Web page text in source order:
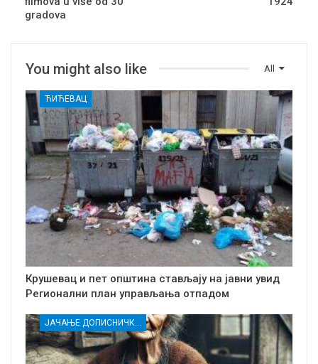
gradova
All
You might also like
ЋИЋЕВАЦ
Крушевац и пет општина стављају на јавни увид
Регионални план управљања отпадом
ЈАЧАЊЕ ДОПИСНИЧКЕ МРЕЖЕ НЕЗАВИСНИХ МЕДИЈА У РАСИНСКОМ ОКРУГУ